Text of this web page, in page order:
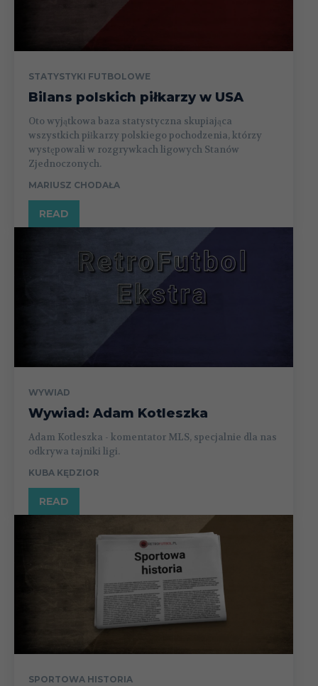
STATYSTYKI FUTBOLOWE
Bilans polskich piłkarzy w USA
Oto wyjątkowa baza statystyczna skupiająca
wszystkich piłkarzy polskiego pochodzenia, którzy
występowali w rozgrywkach ligowych Stanów
Zjednoczonych.
MARIUSZ CHODAŁA
READ
WYWIAD
Wywiad: Adam Kotleszka
Adam Kotleszka - komentator MLS, specjalnie dla nas
odkrywa tajniki ligi.
KUBA KĘDZIOR
READ
SPORTOWA HISTORIA